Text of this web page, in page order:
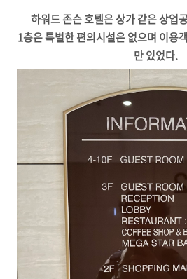
하워드 존슨 호텔은 상가 같은 상업
1층은 특별한 편의시설은 없으며 이용
만 있었다.